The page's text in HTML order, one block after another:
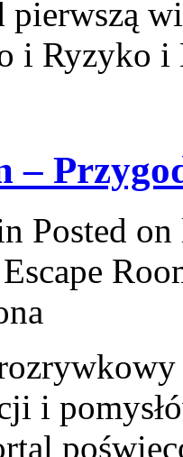
pierwszą
i
–
Posted
Escape
i